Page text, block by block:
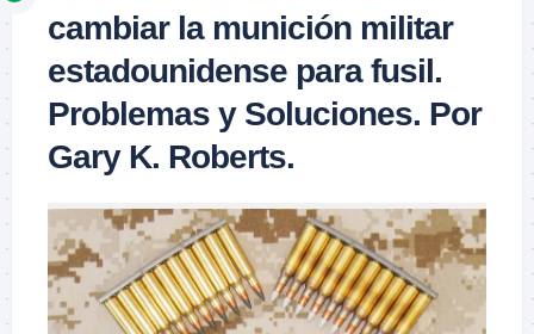
cambiar la munición militar
estadounidense para fusil.
Problemas y Soluciones. Por
Gary K. Roberts.